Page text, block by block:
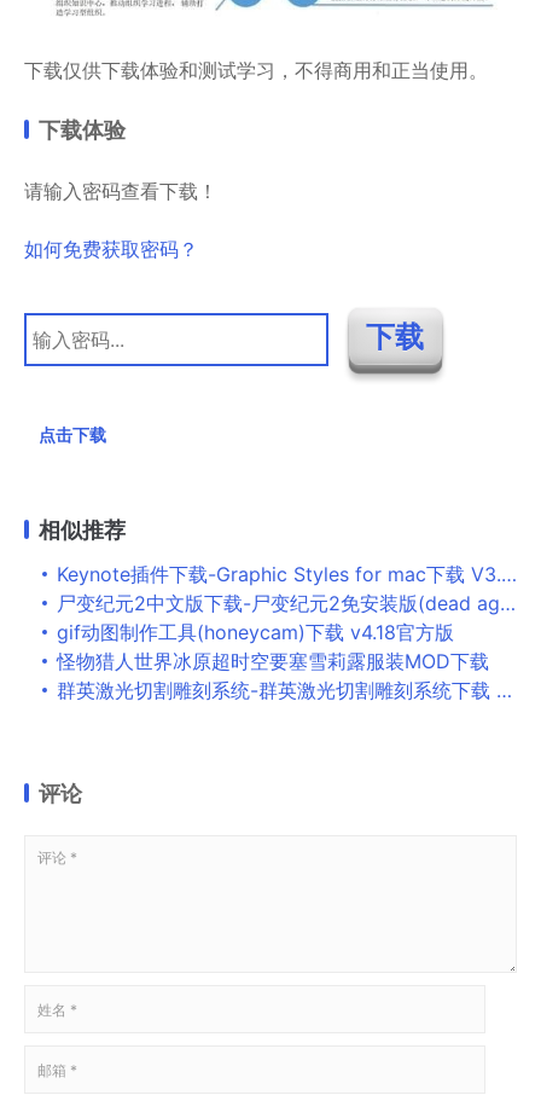
下载仅供下载体验和测试学习，不得商用和正当使用。
下载体验
请输入密码查看下载！
如何免费获取密码？
点击下载
相似推荐
Keynote插件下载-Graphic Styles for mac下载 V3.2.3
尸变纪元2中文版下载-尸变纪元2免安装版(dead age2)v1.0 中文版
gif动图制作工具(honeycam)下载 v4.18官方版
怪物猎人世界冰原超时空要塞雪莉露服装MOD下载
群英激光切割雕刻系统-群英激光切割雕刻系统下载 v4.1.5官方版
评论